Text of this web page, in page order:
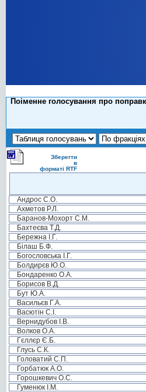
Поіменне голосування про
Зберегти
в
форматі RTF
Андрос С.О.
Ахметов Р.Л.
Баранов-Мохорт С.М.
Бахтеєва Т.Д.
Бережна І.Г.
Білаш Б.Ф.
Богословська І.Г.
Болдирєв Ю.О.
Бондаренко О.А.
Борисов В.Д.
Бут Ю.А.
Васильєв Г.А.
Васютін С.І.
Вернидубов І.В.
Волков О.А.
Гєллєр Є.Б.
Глусь С.К.
Головатий С.П.
Горбатюк А.О.
Горошкевич О.С.
Гуменюк І.М.